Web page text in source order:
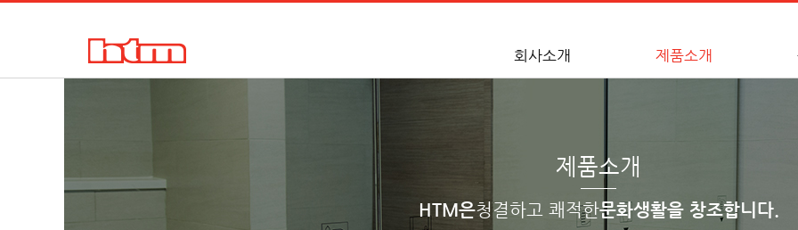
회사소개 제품소개
제품소개
HTM은청결하고 쾌적한문화생활을 창조합니다.